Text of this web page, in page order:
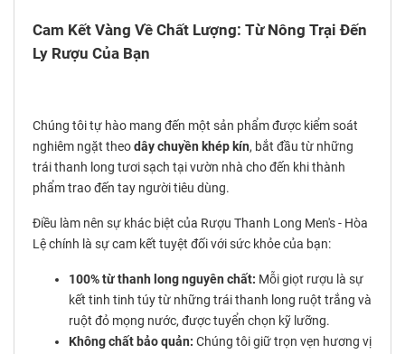
Cam Kết Vàng Về Chất Lượng: Từ Nông Trại Đến
Ly Rượu Của Bạn
Chúng tôi tự hào mang đến một sản phẩm được kiểm soát
nghiêm ngặt theodây chuyền khép kín, bắt đầu từ những
trái thanh long tươi sạch tại vườn nhà cho đến khi thành
phẩm trao đến tay người tiêu dùng.
Điều làm nên sự khác biệt của Rượu Thanh Long Men's - Hòa
Lệ chính là sự cam kết tuyệt đối với sức khỏe của bạn:
100% từ thanh long nguyên chất: Mỗi giọt rượu là sự
kết tinh tinh túy từ những trái thanh long ruột trắng và
ruột đỏ mọng nước, được tuyển chọn kỹ lưỡng.
Không chất bảo quản: Chúng tôi giữ trọn vẹn hương vị